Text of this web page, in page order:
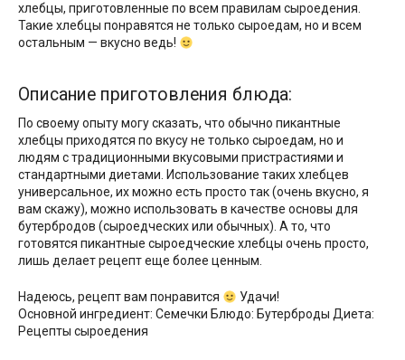
хлебцы, приготовленные по всем правилам сыроедения.
Такие хлебцы понравятся не только сыроедам, но и всем
остальным — вкусно ведь!
Описание приготовления блюда:
По своему опыту могу сказать, что обычно пикантные
хлебцы приходятся по вкусу не только сыроедам, но и
людям с традиционными вкусовыми пристрастиями и
стандартными диетами. Использование таких хлебцев
универсальное, их можно есть просто так (очень вкусно, я
вам скажу), можно использовать в качестве основы для
бутербродов (сыроедческих или обычных). А то, что
готовятся пикантные сыроедческие хлебцы очень просто,
лишь делает рецепт еще более ценным.
Надеюсь, рецепт вам понравится
Удачи!
Основной ингредиент: Семечки Блюдо: Бутерброды Диета:
Рецепты сыроедения